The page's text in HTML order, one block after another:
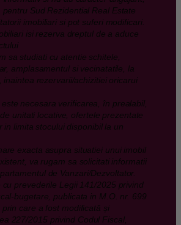
Sud Rezidential Real Estate
imobiliari si pot suferi modificari.
isi rezerva dreptul de a aduce
sa studiati cu atentie schitele,
amplasamentul si vecinatatile, la
inaintea rezervarii/achizitiei oricarui
necesara verificarea, în prealabil,
unitati locative, ofertele prezentate
in limita stocului disponibil la un
exacta asupra situatiei unui imobil
va rugam sa solicitati informatii
de Vanzari/Dezvoltator.
cu prevederile Legii 141/2025 privind
bugetare, publicata in M.O. nr. 699
care a fost modificată și
227/2015 privind Codul Fiscal,